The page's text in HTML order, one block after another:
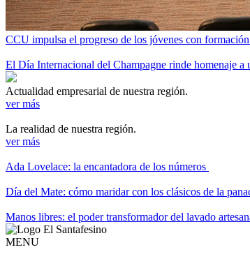
CCU impulsa el progreso de los jóvenes con
El Día Internacional del Champagne rinde homenaje a
Actualidad empresarial de nuestra región.
ver más
La realidad de nuestra región.
ver más
Ada Lovelace: la encantadora de los números
Día del Mate: cómo maridar con los clásicos de la
Manos libres: el poder transformador del lavado
MENU